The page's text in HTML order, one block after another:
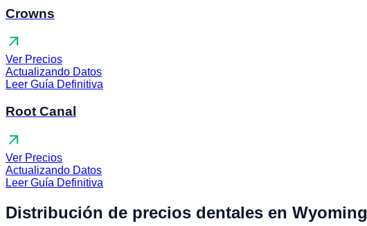
Crowns
arrow_outward
Ver Precios
Actualizando Datos
Leer Guía Definitiva
Root Canal
arrow_outward
Ver Precios
Actualizando Datos
Leer Guía Definitiva
Distribución de precios dentales en Wyoming